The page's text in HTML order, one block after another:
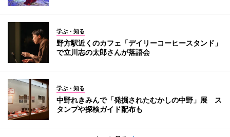
学ぶ・知る
野方駅近くのカフェ「デイリーコーヒースタンド」
で立川志の太郎さんが落語会
学ぶ・知る
中野れきみんで「発掘されたむかしの中野」展 ス
タンプや探検ガイド配布も